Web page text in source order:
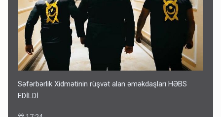
Səfərbərlik Xidmətinin rüşvət alan əməkdaşları HƏBS
EDİLDİ